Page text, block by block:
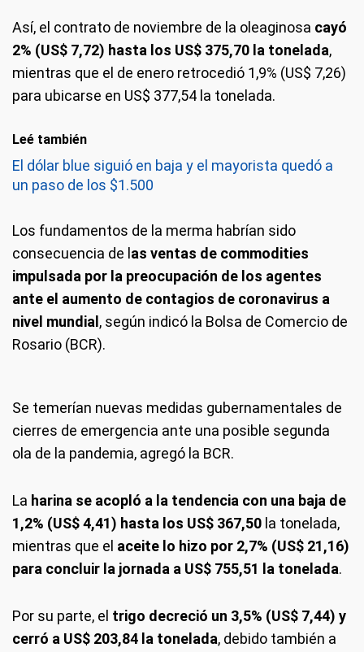
Así, el contrato de noviembre de la oleaginosa cayó
2% (US$ 7,72) hasta los US$ 375,70 la tonelada,
mientras que el de enero retrocedió 1,9% (US$ 7,26)
para ubicarse en US$ 377,54 la tonelada.
Leé también
El dólar blue siguió en baja y el mayorista quedó a
un paso de los $1.500
Los fundamentos de la merma habrían sido
consecuencia de l as ventas de commodities
impulsada por la preocupación de los agentes
ante el aumento de contagios de coronavirus a
nivel mundial , según indicó la Bolsa de Comercio de
Rosario (BCR).
Se temerían nuevas medidas gubernamentales de
cierres de emergencia ante una posible segunda
ola de la pandemia, agregó la BCR.
La harina se acopló a la tendencia con una baja de
1,2% (US$ 4,41) hasta los US$ 367,50 la tonelada,
mientras que el aceite lo hizo por 2,7% (US$ 21,16)
para concluir la jornada a US$ 755,51 la tonelada.
Por su parte, el trigo decreció un 3,5% (US$ 7,44) y
cerró a US$ 203,84 la tonelada, debido también a